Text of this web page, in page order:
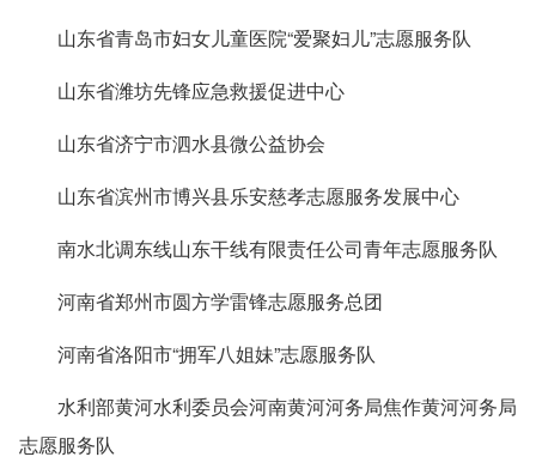
山东省青岛市妇女儿童医院“爱聚妇儿”志愿服务队
山东省潍坊先锋应急救援促进中心
山东省济宁市泗水县微公益协会
山东省滨州市博兴县乐安慈孝志愿服务发展中心
南水北调东线山东干线有限责任公司青年志愿服务队
河南省郑州市圆方学雷锋志愿服务总团
河南省洛阳市“拥军八姐妹”志愿服务队
水利部黄河水利委员会河南黄河河务局焦作黄河河务局
志愿服务队